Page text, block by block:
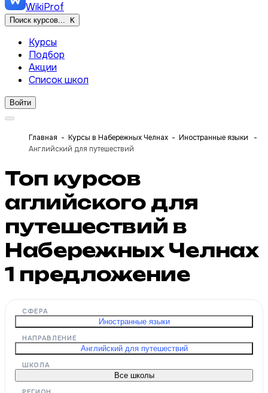
WikiProf
Поиск курсов... K
Курсы
Подбор
Акции
Список школ
Войти
Главная Курсы в Набережных Челнах
Иностранные языки
Английский для путешествий
Топ курсов
аглийского для
путешествий в
Набережных Челнах
1 предложение
СФЕРА
Иностранные языки
НАПРАВЛЕНИЕ
Английский для путешествий
ШКОЛА
Все школы